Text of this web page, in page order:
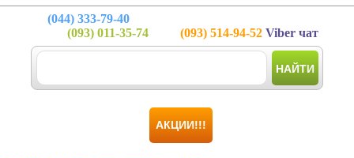
(044) 333-79-40
(093) 011-35-74 (093) 514-94-52 Viber чат
НАЙТИ
АКЦИИ!!!